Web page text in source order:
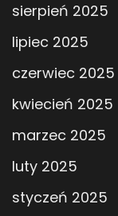
sierpień 2025
lipiec 2025
czerwiec 2025
kwiecień 2025
marzec 2025
luty 2025
styczeń 2025